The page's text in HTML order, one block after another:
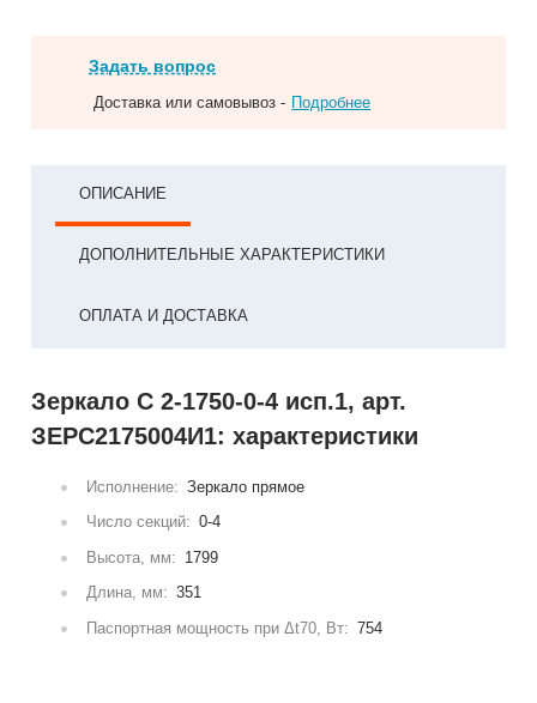
Задать вопрос
Доставка или самовывоз - Подробнее
ОПИСАНИЕ
ДОПОЛНИТЕЛЬНЫЕ ХАРАКТЕРИСТИКИ
ОПЛАТА И ДОСТАВКА
Зеркало С 2-1750-0-4 исп.1, арт.
ЗЕРС2175004И1: характеристики
Исполнение: Зеркало прямое
Число секций: 0-4
Высота, мм: 1799
Длина, мм: 351
Паспортная мощность при Δt70, Вт: 754